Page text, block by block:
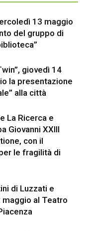
13 maggio
del gruppo di
giovedì 14
la presentazione
alla città
La Ricerca e
Giovanni XXIII
con il
le fragilità di
di Luzzati e
maggio al Teatro